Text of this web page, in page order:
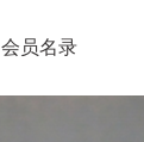
会员名录